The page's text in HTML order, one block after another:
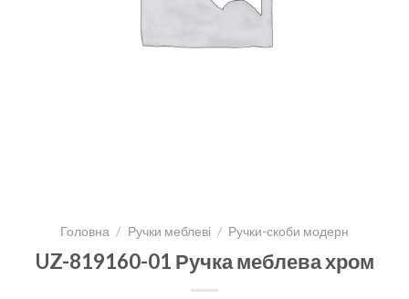
Головна / Ручки меблеві / Ручки-скоби модерн
UZ-819160-01 Ручка меблева хром